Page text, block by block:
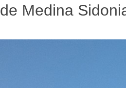
de Medina